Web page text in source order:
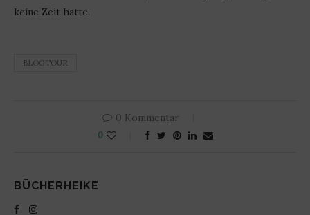
keine Zeit hatte.
BLOGTOUR
0 Kommentar
0
BÜCHERHEIKE